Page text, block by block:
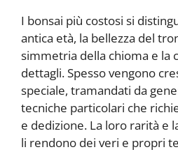
I bonsai più costosi si
antica età, la bellezza del
simmetria della chioma e la
dettagli. Spesso vengono
speciale, tramandati da
tecniche particolari che
e dedizione. La loro rarità e
li rendono dei veri e propri